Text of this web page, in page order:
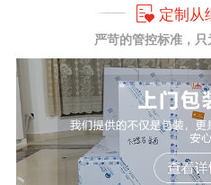
定制从
严苛的管控标准，